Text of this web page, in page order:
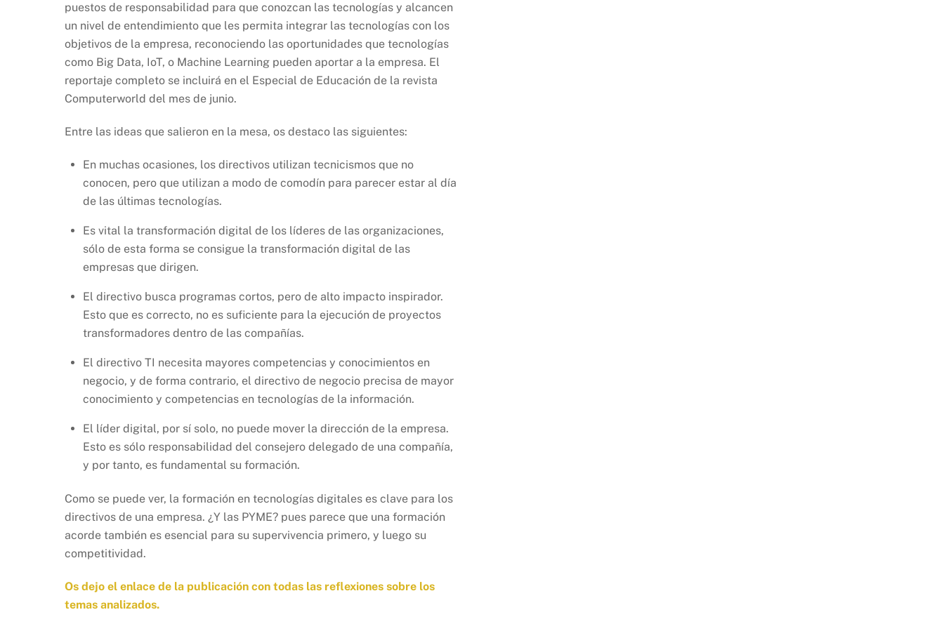
puestos de responsabilidad para que conozcan las tecnologías y alcancen
un nivel de entendimiento que les permita integrar las tecnologías con los
objetivos de la empresa, reconociendo las oportunidades que tecnologías
como Big Data, IoT, o Machine Learning pueden aportar a la empresa. El
reportaje completo se incluirá en el Especial de Educación de la revista
Computerworld del mes de junio.
Entre las ideas que salieron en la mesa, os destaco las siguientes:
En muchas ocasiones, los directivos utilizan tecnicismos que no
conocen, pero que utilizan a modo de comodín para parecer estar al día
de las últimas tecnologías.
Es vital la transformación digital de los líderes de las organizaciones,
sólo de esta forma se consigue la transformación digital de las
empresas que dirigen.
El directivo busca programas cortos, pero de alto impacto inspirador.
Esto que es correcto, no es suficiente para la ejecución de proyectos
transformadores dentro de las compañías.
El directivo TI necesita mayores competencias y conocimientos en
negocio, y de forma contrario, el directivo de negocio precisa de mayor
conocimiento y competencias en tecnologías de la información.
El líder digital, por sí solo, no puede mover la dirección de la empresa.
Esto es sólo responsabilidad del consejero delegado de una compañía,
y por tanto, es fundamental su formación.
Como se puede ver, la formación en tecnologías digitales es clave para los
directivos de una empresa. ¿Y las PYME? pues parece que una formación
acorde también es esencial para su supervivencia primero, y luego su
competitividad.
Os dejo el enlace de la publicación con todas las reflexiones sobre los
temas analizados.